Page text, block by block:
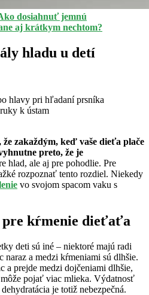
dosiahnuť jemnú
aj krátkym nechtom?
hladu u detí
hlavy pri hľadaní prsníka
k ústam
zakaždým, keď vaše dieťa plače
preto, že je
hlad, ale aj pre pohodlie. Pre
rozpoznať tento rozdiel. Niekedy
vo svojom spacom vaku s
pre kŕmenie dieťaťa
deti sú iné – niektoré majú radi
naraz a medzi kŕmeniami sú dlhšie.
a prejde medzi dojčeniami dlhšie,
pojať viac mlieka. Výdatnosť
je totiž nebezpečná.